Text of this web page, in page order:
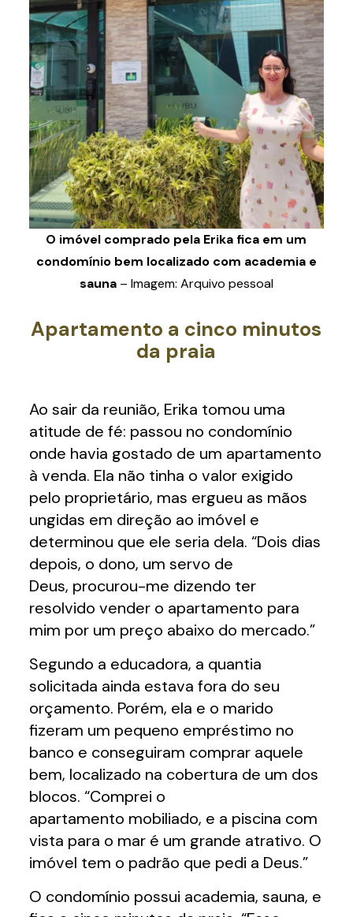
O imóvel comprado pela Erika fica em um
condomínio bem localizado com academia e
sauna – Imagem: Arquivo pessoal
Apartamento a cinco minutos
da praia
Ao sair da reunião, Erika tomou uma
atitude de fé: passou no condomínio
onde havia gostado de um apartamento
à venda. Ela não tinha o valor exigido
pelo proprietário, mas ergueu as mãos
ungidas em direção ao imóvel e
determinou que ele seria dela. “Dois dias
depois, o dono, um servo de
Deus, procurou-me dizendo ter
resolvido vender o apartamento para
mim por um preço abaixo do mercado.”
Segundo a educadora, a quantia
solicitada ainda estava fora do seu
orçamento. Porém, ela e o marido
fizeram um pequeno empréstimo no
banco e conseguiram comprar aquele
bem, localizado na cobertura de um dos
blocos. “Comprei o
apartamento mobiliado, e a piscina com
vista para o mar é um grande atrativo. O
imóvel tem o padrão que pedi a Deus.”
O condomínio possui academia, sauna, e